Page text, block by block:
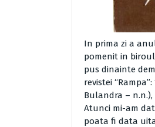
In prima zi a
pomenit in
pus dinainte
revistei
Bulandra –
Atunci mi-am
poata fi data